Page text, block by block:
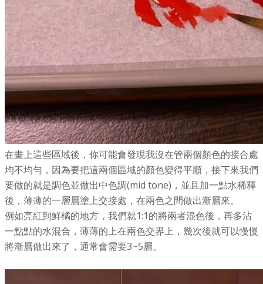
在畫上這些區域後，你可能會發現我沒在管兩個顏色的接合處
均不均勻，因為要把這兩個區域的顏色變得平順，接下來我們
要做的就是調色並做出中色調(mid tone)，並且加一點水稀釋
後，薄薄的一層層塗上交接處，在兩色之間做出漸層來。
例如亮紅到鮮橘的地方，我們就1:1的將兩者混色後，再多沾
一點點的水混合，薄薄的上在兩色交界上，幾次後就可以慢慢
將漸層做出來了，通常會需要3~5層。